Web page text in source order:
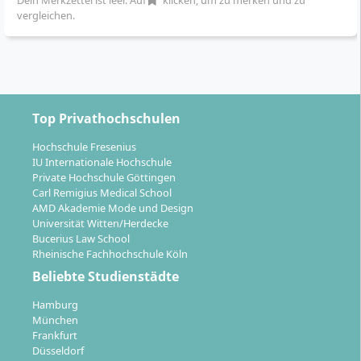
Verlängerung der Studienzeit um bis zu vier
Semester
Austausch in Kursgruppen vor Ort.
Welche Karrierewege stehen Dir mit dem
Bachelor Kindheitspädagogik offen?
Mit dem Abschluss Bachelor of Arts
anerkannte Qualifikation, die vielfältige berufliche
Perspektiven eröffnet. Typische Tätigkeitsfelder für
Absolventinnen und Absolventen sind:
vergleichen.
Top Privathochschulen
Hochschule Fresenius
IU Internationale Hochschule
Private Hochschule Göttingen
Carl Remigius Medical School
AMD Akademie Mode und Design
Universität Witten/Herdecke
Bucerius Law School
Rheinische Fachhochschule Köln
Beliebte Studienstädte
Hamburg
München
Frankfurt
Düsseldorf